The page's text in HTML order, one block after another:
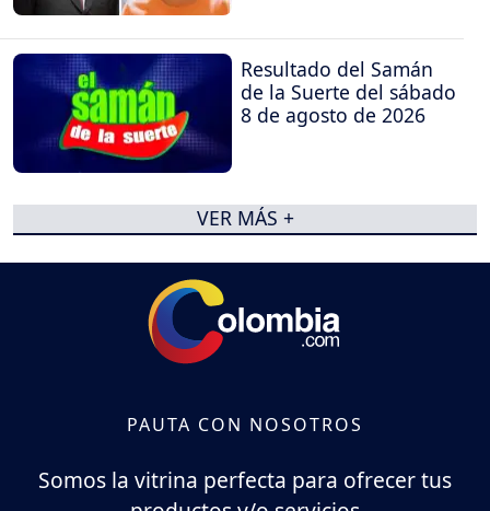
Resultado del Samán
de la Suerte del sábado
8 de agosto de 2026
VER MÁS +
PAUTA CON NOSOTROS
Somos la vitrina perfecta para ofrecer tus